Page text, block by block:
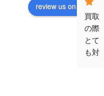
review us on
買取
の際
とて
も対